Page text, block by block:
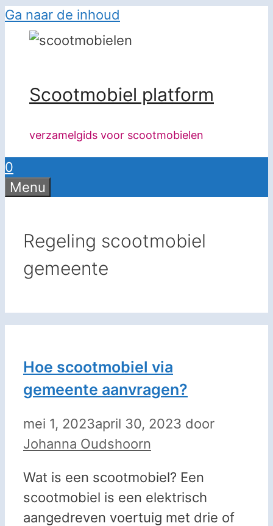
Ga naar de inhoud
Scootmobiel platform
verzamelgids voor scootmobielen
0
Menu
Regeling scootmobiel
gemeente
Hoe scootmobiel via
gemeente aanvragen?
mei 1, 2023april 30, 2023 door
Johanna Oudshoorn
Wat is een scootmobiel? Een
scootmobiel is een elektrisch
aangedreven voertuig met drie of